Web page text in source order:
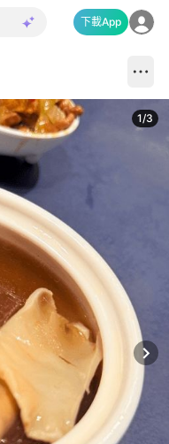
下載App
1/3